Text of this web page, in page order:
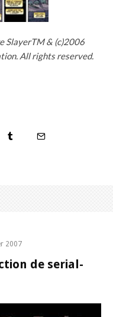
SlayerTM & (c)2006
All rights reserved.
2007
de serial-